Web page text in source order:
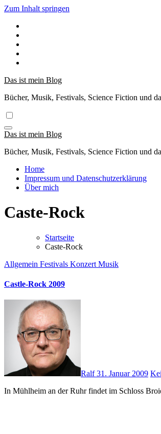
Zum Inhalt springen
Das ist mein Blog
Bücher, Musik, Festivals, Science Fiction und
Das ist mein Blog
Bücher, Musik, Festivals, Science Fiction und
Home
Impressum und Datenschutzerklärung
Über mich
Caste-Rock
Startseite
Caste-Rock
Allgemein Festivals Konzert Musik
Castle-Rock 2009
Ralf31. Januar 2009
In Mühlheim an der Ruhr findet im Schloss